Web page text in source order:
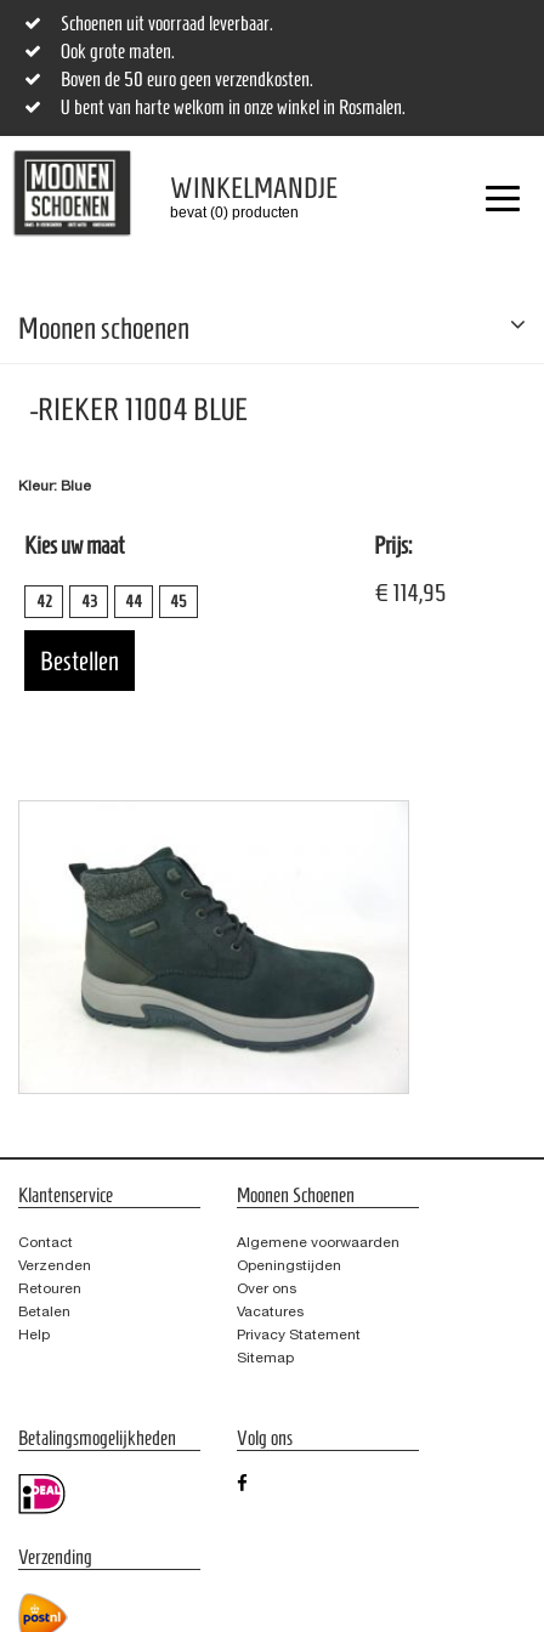
Schoenen uit voorraad leverbaar.
Ook grote maten.
Boven de 50 euro geen verzendkosten.
U bent van harte welkom in onze winkel in Rosmalen.
WINKELMANDJE
bevat (0) producten
Moonen schoenen
-RIEKER 11004 BLUE
Kleur: Blue
Kies uw maat
42 43 44 45
Prijs:
€ 114,95
Klantenservice
Contact
Verzenden
Retouren
Betalen
Help
Moonen Schoenen
Algemene voorwaarden
Openingstijden
Over ons
Vacatures
Privacy Statement
Sitemap
Betalingsmogelijkheden
Verzending
Volg ons